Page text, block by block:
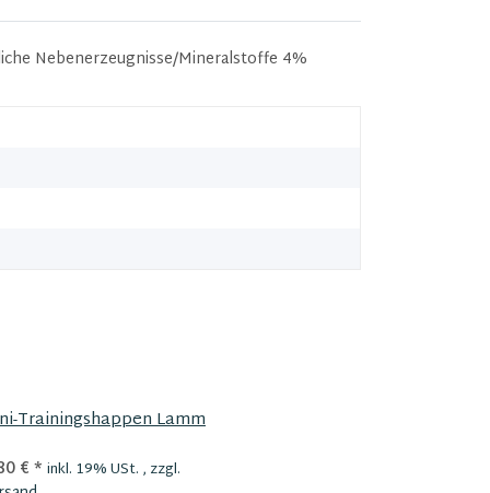
Nebenerzeugnisse/Mineralstoffe 4%
Trainingshappen Lamm
€* inkl. 19% USt. , zzgl.